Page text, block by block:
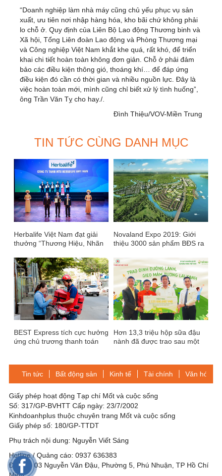
“Doanh nghiệp làm nhà máy cũng chủ yếu phục vụ sản
xuất, ưu tiên nơi nhập hàng hóa, kho bãi chứ không phải
lo chỗ ở. Quy định của Liên Bộ Lao động Thương binh và
Xã hội, Tổng Liên đoàn Lao động và Phòng Thương mại
và Công nghiệp Việt Nam khắt khe quá, rất khó, để triển
khai chi tiết hoàn toàn không đơn giản. Chỗ ở phải đảm
bảo các điều kiện thông gió, thoáng khí… để đáp ứng
điều kiện đó cần có thời gian và nhiều nguồn lực. Đây là
việc hoàn toàn mới, mình cũng chỉ biết xử lý tình huống”,
ông Trần Văn Tỵ cho hay./.
Đình Thiệu/VOV-Miền Trung
TIN TỨC CÙNG DANH MỤC
Herbalife Việt Nam đạt giải
thưởng “Thương Hiệu, Nhãn
Nam” 2025
Novaland Expo 2019: Giới
thiệu 3000 sản phẩm BĐS ra
BEST Express tích cực hưởng
ứng chủ trương thanh toán
Hơn 13,3 triệu hộp sữa đậu
nành đã được trao sau một
Tin tức
Bất động sản Kinh tế Tài chính Văn hóa-
Giấy phép hoạt động Tạp chí Mốt và cuộc sống
Số: 317/GP-BVHTT Cấp ngày: 23/7/2002
Kinhdoanhplus thuộc chuyên trang Mốt và cuộc sống
Giấy phép số: 180/GP-TTDT
Phụ trách nội dung: Nguyễn Viết Sáng
Hotline / Quảng cáo: 0937 636383
Địa chỉ: 03 Nguyễn Văn Đậu, Phường 5, Phú Nhuận, TP Hồ Chí